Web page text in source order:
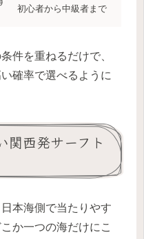
初心者から中級者まで
件を重ねるだけで、
確率で選べるように
関西発サーフト
本海側で当たりやす
か一つの海だけにこ